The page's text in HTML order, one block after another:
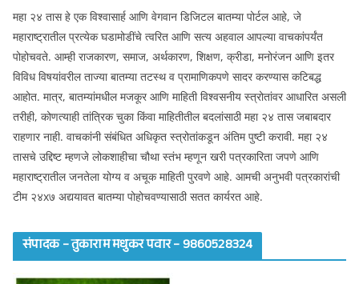
महा २४ तास हे एक विश्वासार्ह आणि वेगवान डिजिटल बातम्या पोर्टल आहे, जे
महाराष्ट्रातील प्रत्येक घडामोडींचे त्वरित आणि सत्य अहवाल आपल्या वाचकांपर्यंत
पोहोचवते. आम्ही राजकारण, समाज, अर्थकारण, शिक्षण, क्रीडा, मनोरंजन आणि इतर
विविध विषयांवरील ताज्या बातम्या तटस्थ व प्रामाणिकपणे सादर करण्यास कटिबद्ध
आहोत. मात्र, बातम्यांमधील मजकूर आणि माहिती विश्वसनीय स्त्रोतांवर आधारित असली
तरीही, कोणत्याही तांत्रिक चुका किंवा माहितीतील बदलांसाठी महा २४ तास जबाबदार
राहणार नाही. वाचकांनी संबंधित अधिकृत स्त्रोतांकडून अंतिम पुष्टी करावी. महा २४
तासचे उद्दिष्ट म्हणजे लोकशाहीचा चौथा स्तंभ म्हणून खरी पत्रकारिता जपणे आणि
महाराष्ट्रातील जनतेला योग्य व अचूक माहिती पुरवणे आहे. आमची अनुभवी पत्रकारांची
टीम २४x७ अद्ययावत बातम्या पोहोचवण्यासाठी सतत कार्यरत आहे.
संपादक – तुकाराम मधुकर पवार – 9860528324